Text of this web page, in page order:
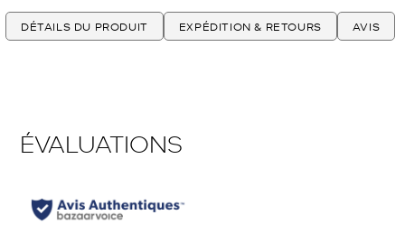
DÉTAILS DU PRODUIT EXPÉDITION & RETOURS AVIS